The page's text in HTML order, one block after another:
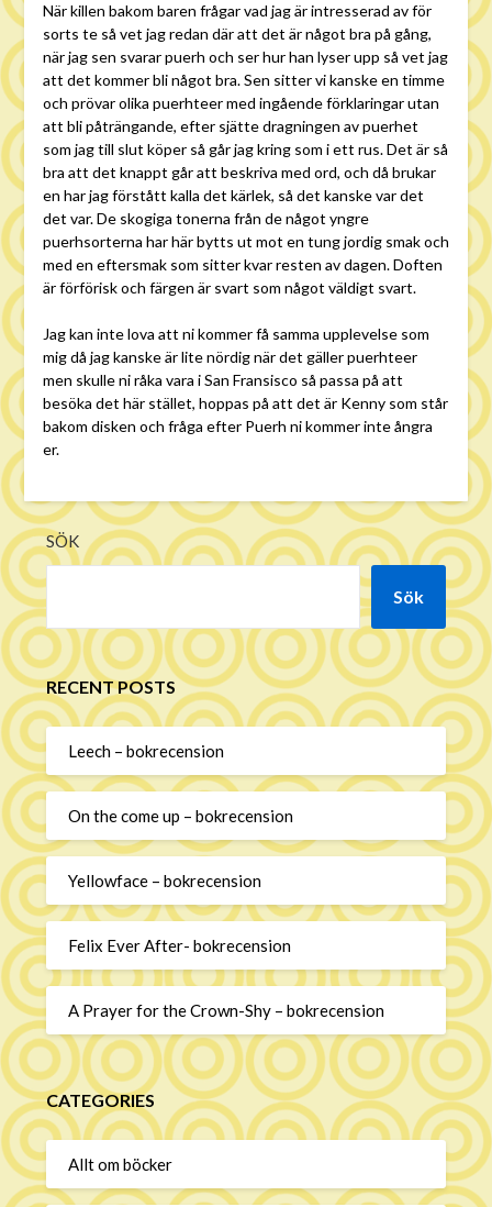
När killen bakom baren frågar vad jag är intresserad av för
sorts te så vet jag redan där att det är något bra på gång,
när jag sen svarar puerh och ser hur han lyser upp så vet jag
att det kommer bli något bra. Sen sitter vi kanske en timme
och prövar olika puerhteer med ingående förklaringar utan
att bli påträngande, efter sjätte dragningen av puerhet
som jag till slut köper så går jag kring som i ett rus. Det är så
bra att det knappt går att beskriva med ord, och då brukar
en har jag förstått kalla det kärlek, så det kanske var det
det var. De skogiga tonerna från de något yngre
puerhsorterna har här bytts ut mot en tung jordig smak och
med en eftersmak som sitter kvar resten av dagen. Doften
är förförisk och färgen är svart som något väldigt svart.
Jag kan inte lova att ni kommer få samma upplevelse som
mig då jag kanske är lite nördig när det gäller puerhteer
men skulle ni råka vara i San Fransisco så passa på att
besöka det här stället, hoppas på att det är Kenny som står
bakom disken och fråga efter Puerh ni kommer inte ångra
er.
SÖK
Sök
RECENT POSTS
Leech – bokrecension
On the come up – bokrecension
Yellowface – bokrecension
Felix Ever After- bokrecension
A Prayer for the Crown-Shy – bokrecension
CATEGORIES
Allt om böcker